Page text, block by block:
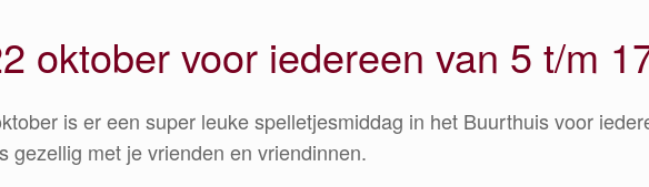
oktober voor iedereen van 5 t/m
is er een super leuke spelletjesmiddag in het Buurthuis voor
gezellig met je vrienden en vriendinnen.